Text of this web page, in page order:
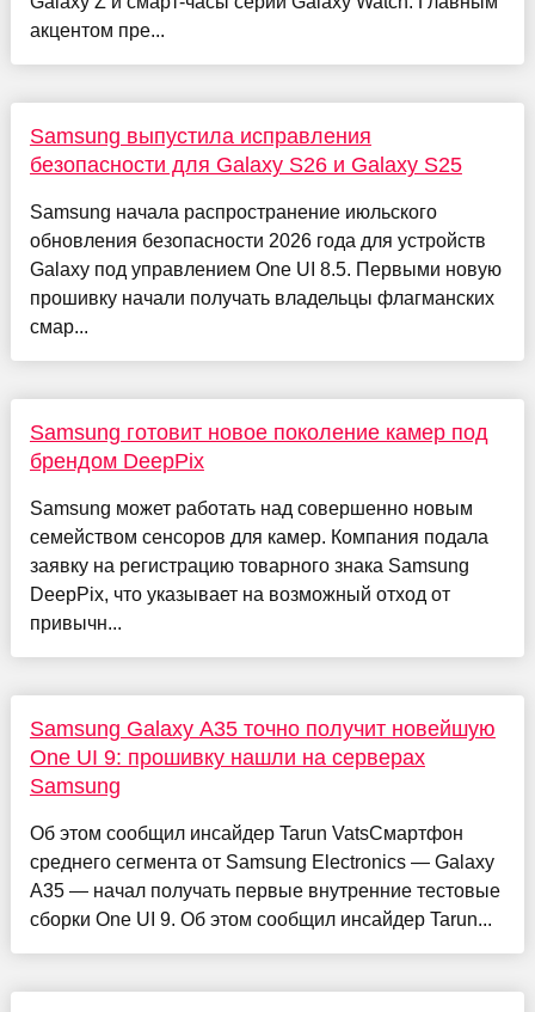
акцентом пре...
Samsung выпустила исправления
безопасности для Galaxy S26 и Galaxy S25
Samsung начала распространение июльского
обновления безопасности 2026 года для устройств
Galaxy под управлением One UI 8.5. Первыми новую
прошивку начали получать владельцы флагманских
смар...
Samsung готовит новое поколение камер под
брендом DeepPix
Samsung может работать над совершенно новым
семейством сенсоров для камер. Компания подала
заявку на регистрацию товарного знака Samsung
DeepPix, что указывает на возможный отход от
привычн...
Samsung Galaxy A35 точно получит новейшую
One UI 9: прошивку нашли на серверах
Samsung
Об этом сообщил инсайдер Tarun VatsСмартфон
среднего сегмента от Samsung Electronics — Galaxy
A35 — начал получать первые внутренние тестовые
сборки One UI 9. Об этом сообщил инсайдер Tarun...